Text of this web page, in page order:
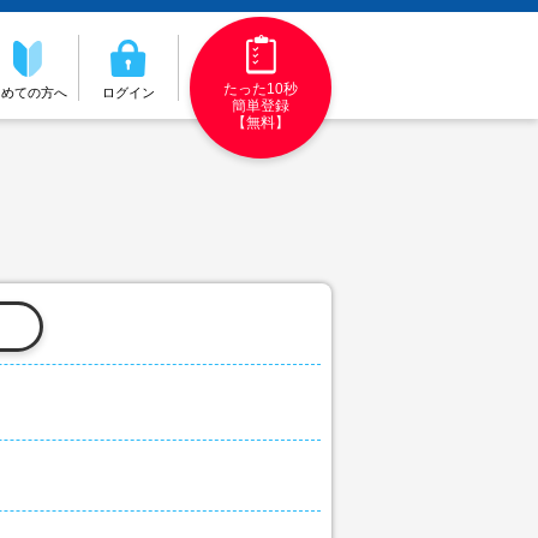
ての方へ ログイン
たった10秒
簡単登録
【無料】